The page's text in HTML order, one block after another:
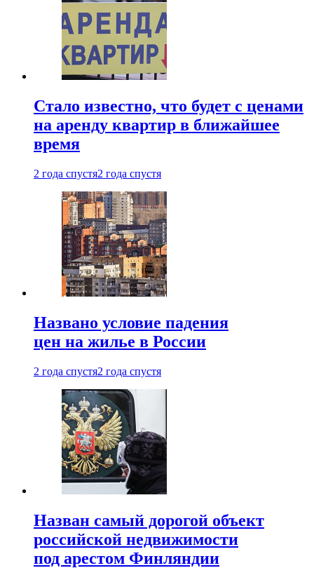
Стало известно, что будет с ценами
на аренду квартир в ближайшее
время
2 года спустя2 года спустя
Названо условие падения
цен на жилье в России
2 года спустя2 года спустя
Назван самый дорогой объект
российской недвижимости
под арестом Финляндии